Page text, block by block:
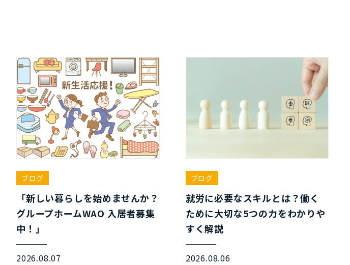
ブログ
「新しい暮らしを始めませんか？
グループホームWAO 入居者募集
中！」
2026.08.07
ブログ
就労に必要なスキルとは？働く
ために大切な5つの力をわかりや
すく解説
2026.08.06